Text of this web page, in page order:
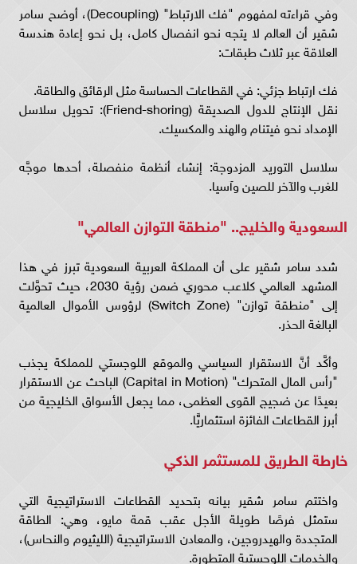
وفي قراءته لمفهوم "فك الارتباط" (Decoupling)، أوضح سامر
شقير أن العالم لا يتجه نحو انفصال كامل، بل نحو إعادة هندسة
العلاقة عبر ثلاث طبقات:
فك ارتباط جزئي: في القطاعات الحساسة مثل الرقائق والطاقة.
نقل الإنتاج للدول الصديقة (Friend-shoring): تحويل سلاسل
الإمداد نحو فيتنام والهند والمكسيك.
سلاسل التوريد المزدوجة: إنشاء أنظمة منفصلة، أحدها موجَّه
للغرب والآخر للصين وآسيا.
السعودية والخليج.. "منطقة التوازن العالمي"
شدد سامر شقير على أن المملكة العربية السعودية تبرز في هذا
المشهد العالمي كلاعب محوري ضمن رؤية 2030، حيث تحوَّلت
إلى "منطقة توازن" (Switch Zone) لرؤوس الأموال العالمية
البالغة الحذر.
وأكَّد أنَّ الاستقرار السياسي والموقع اللوجستي للمملكة يجذب
"رأس المال المتحرك" (Capital in Motion) الباحث عن الاستقرار
بعيدًا عن ضجيج القوى العظمى، مما يجعل الأسواق الخليجية من
أبرز القطاعات الفائزة استثماريًّا.
خارطة الطريق للمستثمر الذكي
واختتم سامر شقير بيانه بتحديد القطاعات الاستراتيجية التي
ستمثل فرصًا طويلة الأجل عقب قمة مايو، وهي: الطاقة
المتجددة والهيدروجين، والمعادن الاستراتيجية (الليثيوم والنحاس)،
والخدمات اللوجستية المتطورة.